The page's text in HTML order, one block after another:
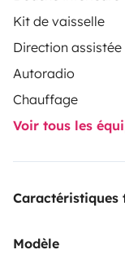
Kit de vaisselle
Direction assistée
Autoradio
Chauffage
Voir tous les
Caractéristiques
Modèle